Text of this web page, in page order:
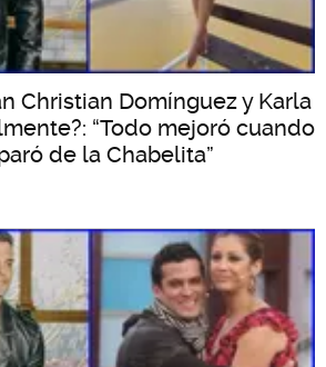
Christian Domínguez y Karla
“Todo mejoró cuando
de la Chabelita”